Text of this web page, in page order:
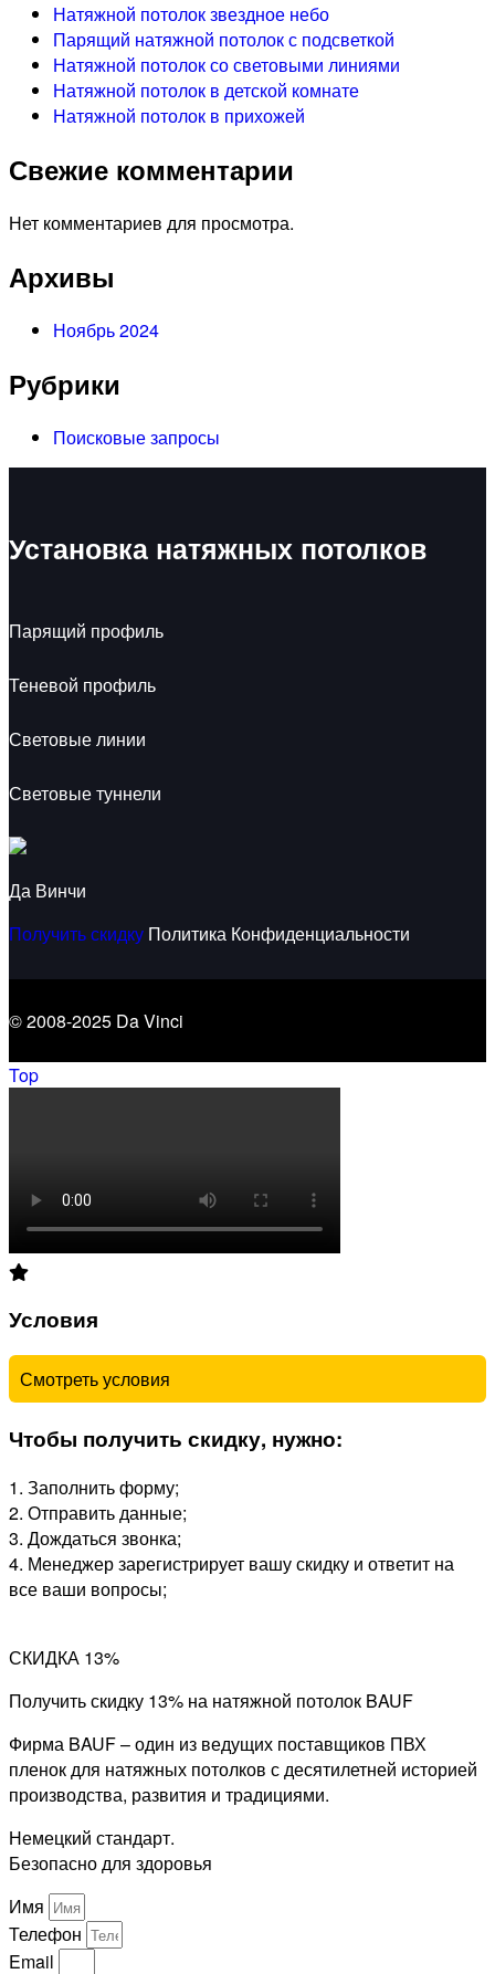
Натяжной потолок звездное небо
Парящий натяжной потолок с подсветкой
Натяжной потолок со световыми линиями
Натяжной потолок в детской комнате
Натяжной потолок в прихожей
Свежие комментарии
Нет комментариев для просмотра.
Архивы
Ноябрь 2024
Рубрики
Поисковые запросы
Установка натяжных потолков
Парящий профиль
Теневой профиль
Световые линии
Световые туннели
Да Винчи
Получить скидку Политика Конфиденциальности
© 2008-2025 Da Vinci
Top
Условия
Смотреть условия
Чтобы получить скидку, нужно:
1. Заполнить форму;
2. Отправить данные;
3. Дождаться звонка;
4. Менеджер зарегистрирует вашу скидку и ответит на
все ваши вопросы;
СКИДКА 13%
Получить скидку 13% на натяжной потолок BAUF
Фирма BAUF – один из ведущих поставщиков ПВХ
пленок для натяжных потолков с десятилетней историей
производства, развития и традициями.
Немецкий стандарт.
Безопасно для здоровья
Имя
Телефон
Email